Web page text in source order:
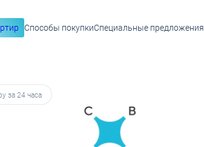
Способы покупкиСпециальные предложения
руб.
за 24 часа